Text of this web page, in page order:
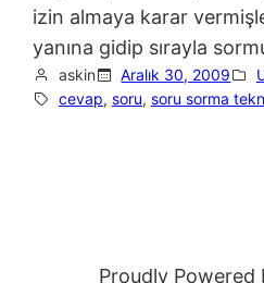
izin almaya karar
yanına gidip sırayla
askin Aralık 30, 2009
cevap, soru, soru sorma
Proudly Powered